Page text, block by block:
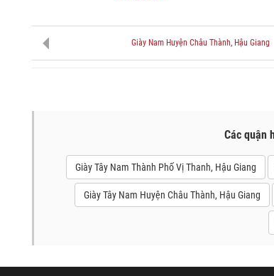
Giày Nam Huyện Châu Thành, Hậu Giang
Các quận
Giày Tây Nam Thành Phố Vị Thanh, Hậu Giang
Giày Tây Nam Huyện Châu Thành, Hậu Giang